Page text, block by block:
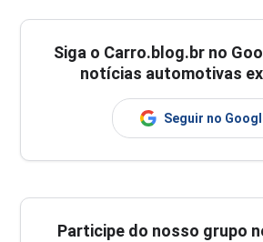
Siga o Carro.blog.br no
notícias automotivas
Seguir no
Participe do nosso grupo